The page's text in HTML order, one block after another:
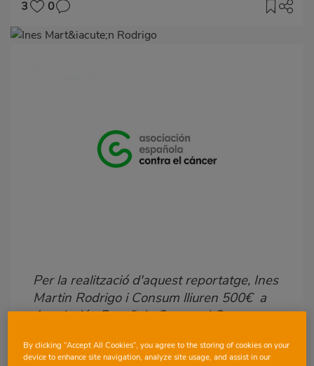
3
0
Imagen
Per la realització d'aquest reportatge, Ines
Martin Rodrigo i Consum lliuren 500€ a
Asociación Española Contra el Cancer.
By clicking “Accept All Cookies”, you agree to the storing of cookies on your
device to enhance site navigation, analyze site usage, and assist in our